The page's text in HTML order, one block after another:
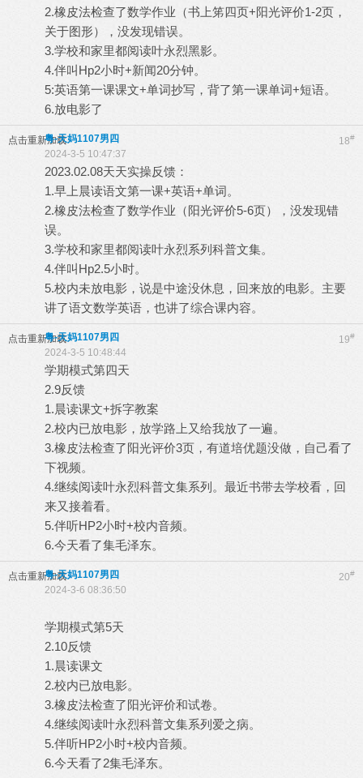
2.橡皮法检查了数学作业（书上笫四页+阳光评价1-2页，
关于图形），没发现错误。
3.学校和家里都阅读叶永烈黑影。
4.伴叫Hp2小时+新闻20分钟。
5:英语第一课课文+单词抄写，背了第一课单词+短语。
6.放电影了
点击重新加载 18#
粤-天妈1107男四
2024-3-5 10:47:37
2023.02.08天天实操反馈：
1.早上晨读语文第一课+英语+单词。
2.橡皮法检查了数学作业（阳光评价5-6页），没发现错
误。
3.学校和家里都阅读叶永烈系列科普文集。
4.伴叫Hp2.5小时。
5.校内未放电影，说是中途没休息，回来放的电影。主要
讲了语文数学英语，也讲了综合课内容。
点击重新加载 19#
粤-天妈1107男四
2024-3-5 10:48:44
学期模式第四天
2.9反馈
1.晨读课文+拆字教案
2.校内已放电影，放学路上又给我放了一遍。
3.橡皮法检查了阳光评价3页，有道培优题没做，自己看了
下视频。
4.继续阅读叶永烈科普文集系列。最近书带去学校看，回
来又接着看。
5.伴听HP2小时+校内音频。
6.今天看了集毛泽东。
点击重新加载 20#
粤-天妈1107男四
2024-3-6 08:36:50
学期模式第5天
2.10反馈
1.晨读课文
2.校内已放电影。
3.橡皮法检查了阳光评价和试卷。
4.继续阅读叶永烈科普文集系列爱之病。
5.伴听HP2小时+校内音频。
6.今天看了2集毛泽东。